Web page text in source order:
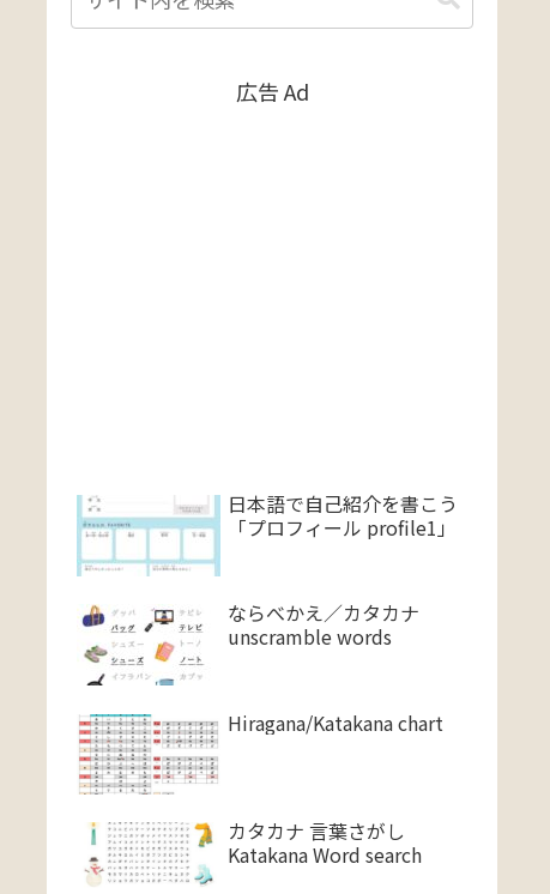
広告 Ad
日本語で自己紹介を書こう
「プロフィール profile1」
ならべかえ／カタカナ
unscramble words
Hiragana/Katakana chart
カタカナ 言葉さがし
Katakana Word search